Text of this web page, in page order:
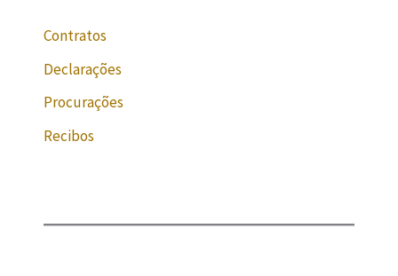
Contratos
Declarações
Procurações
Recibos